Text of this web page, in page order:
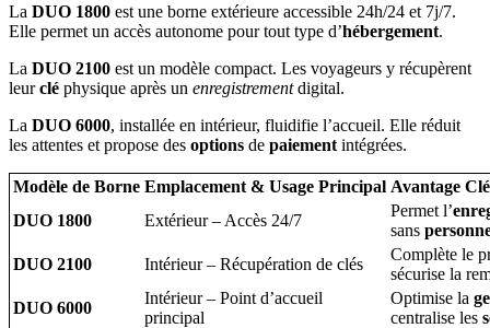
La DUO 1800 est une borne extérieure accessible 24h/24 et 7j/7.
Elle permet un accès autonome pour tout type d’hébergement.
La DUO 2100 est un modèle compact. Les voyageurs y récupèrent
leurclé physique après un enregistrementdigital.
La DUO 6000, installée en intérieur, fluidifie l’accueil. Elle réduit
les attentes et propose des options de paiement intégrées.
Modèle de Borne Emplacement & Usage Principal Avantage
DUO 1800
Extérieur – Accès 24/7
Permet l’
sans
DUO 2100
Intérieur – Récupération de clés
Complète le
sécurise la
DUO 6000
Intérieur – Point d’accueil
principal
Optimise la
centralise les